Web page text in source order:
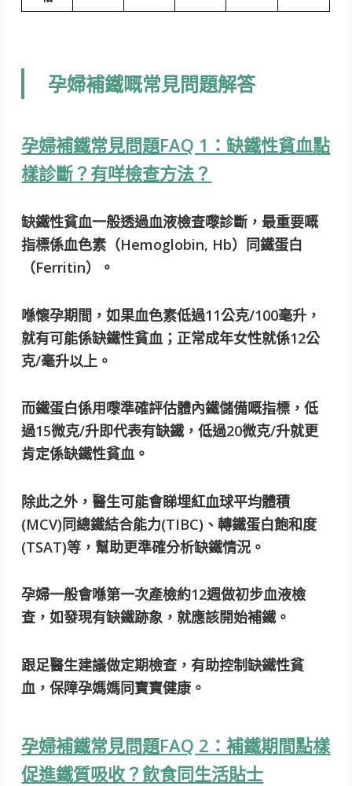
孕婦補鐵嘅常見問題解答
孕婦補鐵常見問題FAQ 1：缺鐵性貧血點
樣診斷？有咩檢查方法？
缺鐵性貧血一般透過血液檢查嚟診斷，最重要嘅
指標係血色素（Hemoglobin, Hb）同鐵蛋白
（Ferritin）。
喺懷孕期間，如果血色素低過11公克/100毫升，
就有可能係缺鐵性貧血；正常成年女性就係12公
克/毫升以上。
而鐵蛋白係用嚟準確評估體內鐵儲備嘅指標，低
過15微克/升即代表有缺鐵，低過20微克/升就更
肯定係缺鐵性貧血。
除此之外，醫生可能會睇埋紅血球平均體積
(MCV)同總鐵結合能力(TIBC)、轉鐵蛋白飽和度
(TSAT)等，幫助更準確分析缺鐵情況。
孕婦一般會喺第一次產檢約12週做初步血液檢
查，如發現有缺鐵跡象，就應該開始補鐵。
跟足醫生建議做定期檢查，有助控制缺鐵性貧
血，保障孕媽媽同寶寶健康。
孕婦補鐵常見問題FAQ 2：補鐵期間點樣
促進鐵質吸收？飲食同生活貼士